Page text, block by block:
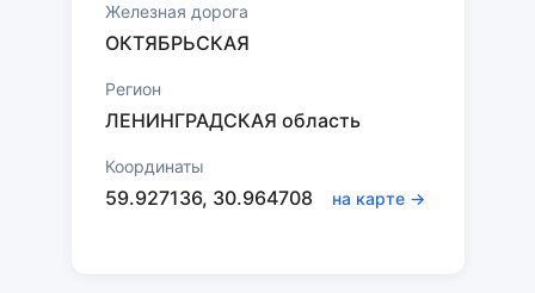
Железная дорога
ОКТЯБРЬСКАЯ
Регион
ЛЕНИНГРАДСКАЯ область
Координаты
59.927136, 30.964708 на карте →